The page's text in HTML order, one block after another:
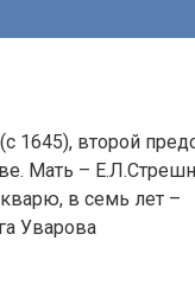
второй
Мать –
в семь лет –
Уварова